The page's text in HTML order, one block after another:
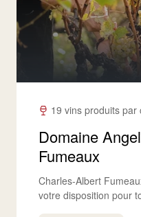
19 vins produits par
Domaine
Fumeaux
Charles-Albert
votre disposition pour